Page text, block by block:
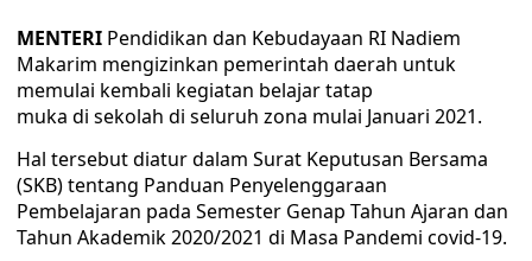
MENTERI Pendidikan dan Kebudayaan RI Nadiem
Makarim mengizinkan pemerintah daerah untuk
memulai kembali kegiatan belajar tatap
muka di sekolah di seluruh zona mulai Januari 2021.
Hal tersebut diatur dalam Surat Keputusan Bersama
(SKB) tentang Panduan Penyelenggaraan
Pembelajaran pada Semester Genap Tahun Ajaran dan
Tahun Akademik 2020/2021 di Masa Pandemi covid-19.